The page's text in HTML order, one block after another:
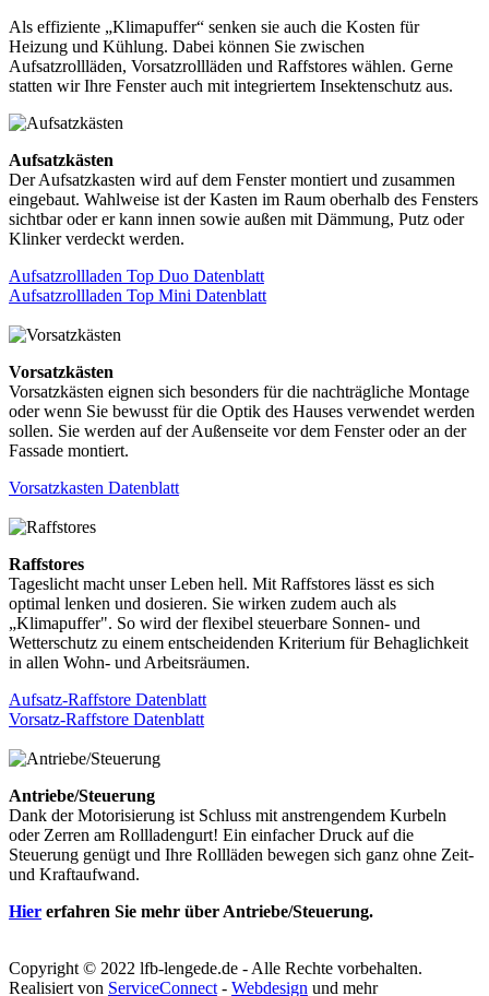
Als effiziente „Klimapuffer“ senken sie auch die Kosten für
Heizung und Kühlung. Dabei können Sie zwischen
Aufsatzrollläden, Vorsatzrollläden und Raffstores wählen. Gerne
statten wir Ihre Fenster auch mit integriertem Insektenschutz aus.
Aufsatzkästen
Der Aufsatzkasten wird auf dem Fenster montiert und zusammen
eingebaut. Wahlweise ist der Kasten im Raum oberhalb des Fensters
sichtbar oder er kann innen sowie außen mit Dämmung, Putz oder
Klinker verdeckt werden.
Aufsatzrollladen Top Duo Datenblatt
Aufsatzrollladen Top Mini Datenblatt
Vorsatzkästen
Vorsatzkästen eignen sich besonders für die nachträgliche Montage
oder wenn Sie bewusst für die Optik des Hauses verwendet werden
sollen. Sie werden auf der Außenseite vor dem Fenster oder an der
Fassade montiert.
Vorsatzkasten Datenblatt
Raffstores
Tageslicht macht unser Leben hell. Mit Raffstores lässt es sich
optimal lenken und dosieren. Sie wirken zudem auch als
„Klimapuffer". So wird der flexibel steuerbare Sonnen- und
Wetterschutz zu einem entscheidenden Kriterium für Behaglichkeit
in allen Wohn- und Arbeitsräumen.
Aufsatz-Raffstore Datenblatt
Vorsatz-Raffstore Datenblatt
Antriebe/Steuerung
Dank der Motorisierung ist Schluss mit anstrengendem Kurbeln
oder Zerren am Rollladengurt! Ein einfacher Druck auf die
Steuerung genügt und Ihre Rollläden bewegen sich ganz ohne Zeit-
und Kraftaufwand.
Hier erfahren Sie mehr über Antriebe/Steuerung.
Copyright © 2022 lfb-lengede.de - Alle Rechte vorbehalten.
Realisiert von ServiceConnect - Webdesign und mehr